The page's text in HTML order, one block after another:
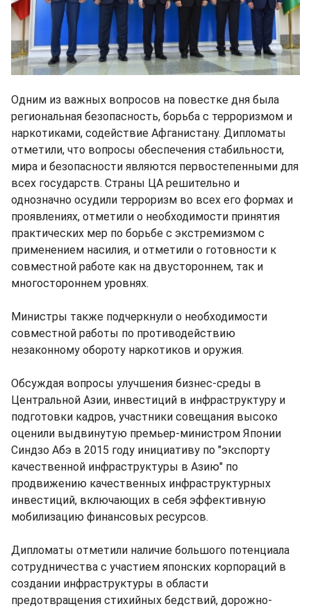
Одним из важных вопросов на повестке дня была
региональная безопасность, борьба с терроризмом и
наркотиками, содействие Афганистану. Дипломаты
отметили, что вопросы обеспечения стабильности,
мира и безопасности являются первостепенными для
всех государств. Страны ЦА решительно и
однозначно осудили терроризм во всех его формах и
проявлениях, отметили о необходимости принятия
практических мер по борьбе с экстремизмом с
применением насилия, и отметили о готовности к
совместной работе как на двустороннем, так и
многостороннем уровнях.
Министры также подчеркнули о необходимости
совместной работы по противодействию
незаконному обороту наркотиков и оружия.
Обсуждая вопросы улучшения бизнес-среды в
Центральной Азии, инвестиций в инфраструктуру и
подготовки кадров, участники совещания высоко
оценили выдвинутую премьер-министром Японии
Синдзо Абэ в 2015 году инициативу по "экспорту
качественной инфраструктуры в Азию" по
продвижению качественных инфраструктурных
инвестиций, включающих в себя эффективную
мобилизацию финансовых ресурсов.
Дипломаты отметили наличие большого потенциала
сотрудничества с участием японских корпораций в
создании инфраструктуры в области
предотвращения стихийных бедствий, дорожно-